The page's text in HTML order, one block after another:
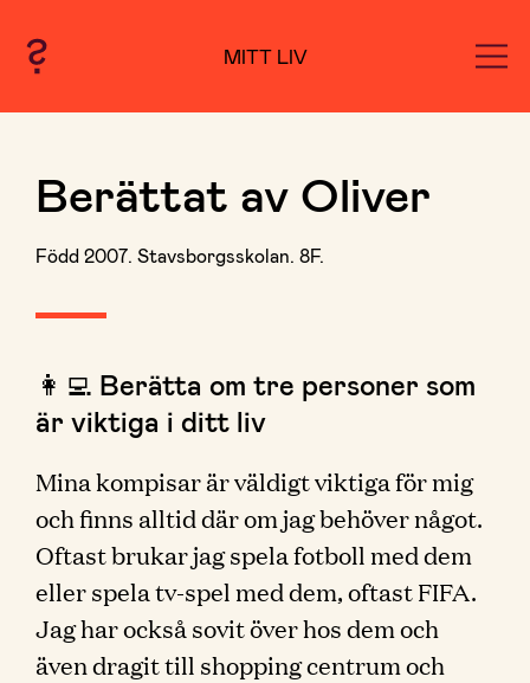
MITT LIV
Berättat av Oliver
Född 2007. Stavsborgsskolan. 8F.
👩‍💻 Berätta om tre personer som
är viktiga i ditt liv
Mina kompisar är väldigt viktiga för mig
och finns alltid där om jag behöver något.
Oftast brukar jag spela fotboll med dem
eller spela tv-spel med dem, oftast FIFA.
Jag har också sovit över hos dem och
även dragit till shopping centrum och